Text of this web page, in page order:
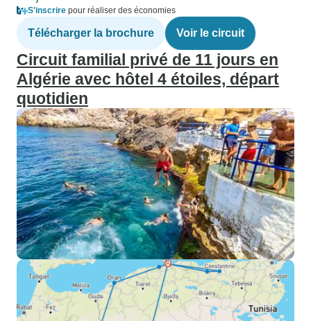
S'inscrire pour réaliser des économies
Télécharger la brochure Voir le circuit
Circuit familial privé de 11 jours en
Algérie avec hôtel 4 étoiles, départ
quotidien